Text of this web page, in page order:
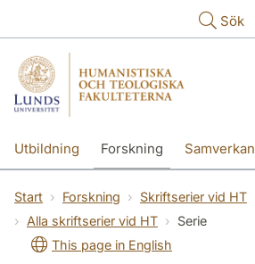
Sök
Utbildning Forskning Samverkan
Start Forskning
Skriftserier vid HT
Alla skriftserier vid HT
Serie
This page in English